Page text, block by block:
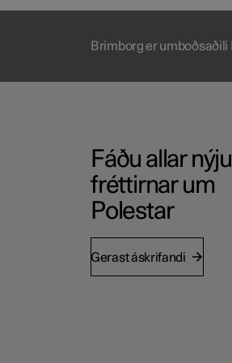
Brimborg er umboðsaðili
Fáðu allar
fréttirnar um
Polestar
Gerast áskrifandi